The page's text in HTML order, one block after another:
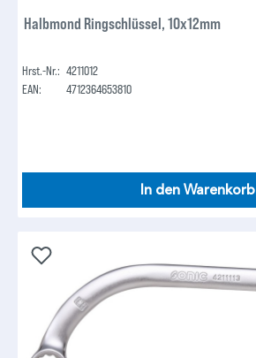
Halbmond Ringschlüssel, 10x12mm
Hrst.-Nr.: 4211012
EAN:
4712364653810
In den Warenkorb